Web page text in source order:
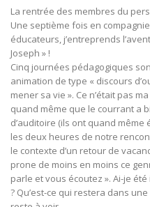
La rentrée des membres du
Une septième fois en
éducateurs, j’entreprends
Joseph » !
Cinq journées pédagogiques
animation de type « discours
mener sa vie ». Ce n’était pas
quand même que le courrant a
d’auditoire (ils ont quand
les deux heures de notre
le contexte d’un retour de
prone de moins en moins ce
parle et vous écoutez ». Ai-je
? Qu’est-ce qui restera dans